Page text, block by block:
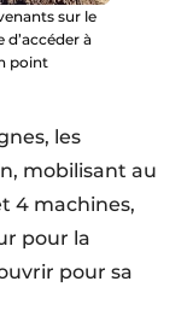
sur le
à
point
les
mobilisant au
4 machines,
pour la
pour sa